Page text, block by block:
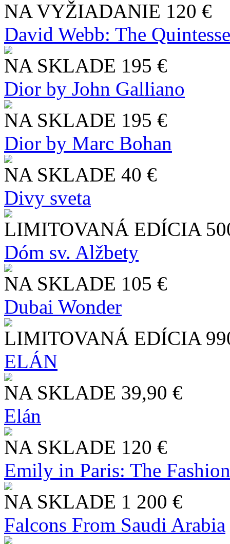
NA VYŽIADANIE 120 €
David Webb: The
NA SKLADE 195 €
Dior by John Galliano
NA SKLADE 195 €
Dior by Marc Bohan
NA SKLADE 40 €
Divy sveta
LIMITOVANÁ EDÍCIA
Dóm sv. Alžbety
NA SKLADE 105 €
Dubai Wonder
LIMITOVANÁ EDÍCIA
ELÁN
NA SKLADE 39,90 €
Elán
NA SKLADE 120 €
Emily in Paris: The
NA SKLADE 1 200 €
Falcons From Saudi Arabia